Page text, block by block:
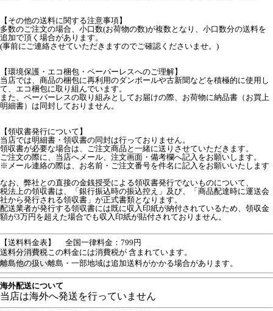
【その他の送料に関する注意事項】
多数のご注文の場合、小口数(お荷物の数)が複数となり、小口数分の送料を
追加で頂く場合があります。
(事前にご連絡させていただきますのでご確認くださいませ。)
【環境保護・エコ梱包・ペーパーレスへのご理解】
当店では、商品の梱包に再利用のダンボールや古新聞などを積極的に使用し
て、エコ梱包に取り組んでいます。
また、ペーパーレスの取り組みとしてお届けの際、お荷物に納品書（お買上
明細書）は同封しておりません。
【領収書発行について】
当店では明細書・領収書の同封は行っておりません。
領収書が必要な場合は、ご注文商品と一緒に送りさせていただきます。
ご注文の際に、当店へメール、注文画面・備考欄へ記入をお願いします。
※メール連絡の際は、お名前・ご注文番号を件名に記入をお願いいたします
なお、弊社との直接の金銭授受による領収書発行でないものについて、
税法上の領収書は、「銀行振込時の振込控え」及び、「商品配達時に運送会
社から発行される領収書」が正式書類となります。
配送業者が発行する領収書には既に収入印紙が納付されているため、領収金
額が3万円を超えた場合でも収入印紙が貼付されておりません。
【送料料金表】
全国一律料金：799円
送料分消費税 この料金には消費税が 含まれています。
離島他の扱い離島・一部地域は追加送料がかかる場合があります。
海外配送について
当店は海外へ発送を行っていません